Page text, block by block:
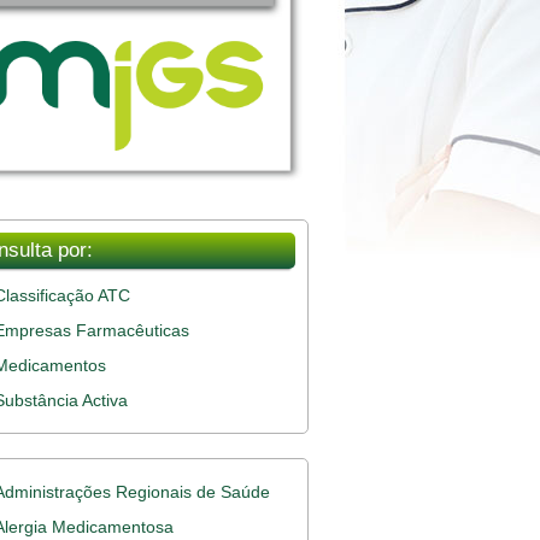
por:
ATC
Farmacêuticas
Activa
Regionais de Saúde
Medicamentosa